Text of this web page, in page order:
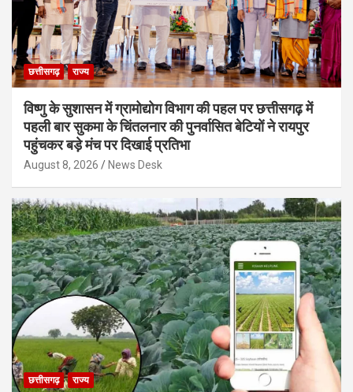
छत्तीसगढ़ राज्य
विष्णु के सुशासन में ग्रामोद्योग विभाग की पहल पर छत्तीसगढ़ में
पहली बार सुकमा के चिंतलनार की पुनर्वासित बेटियों ने रायपुर
पहुंचकर बड़े मंच पर दिखाई प्रतिभा
August 8, 2026 News Desk
छत्तीसगढ़ राज्य